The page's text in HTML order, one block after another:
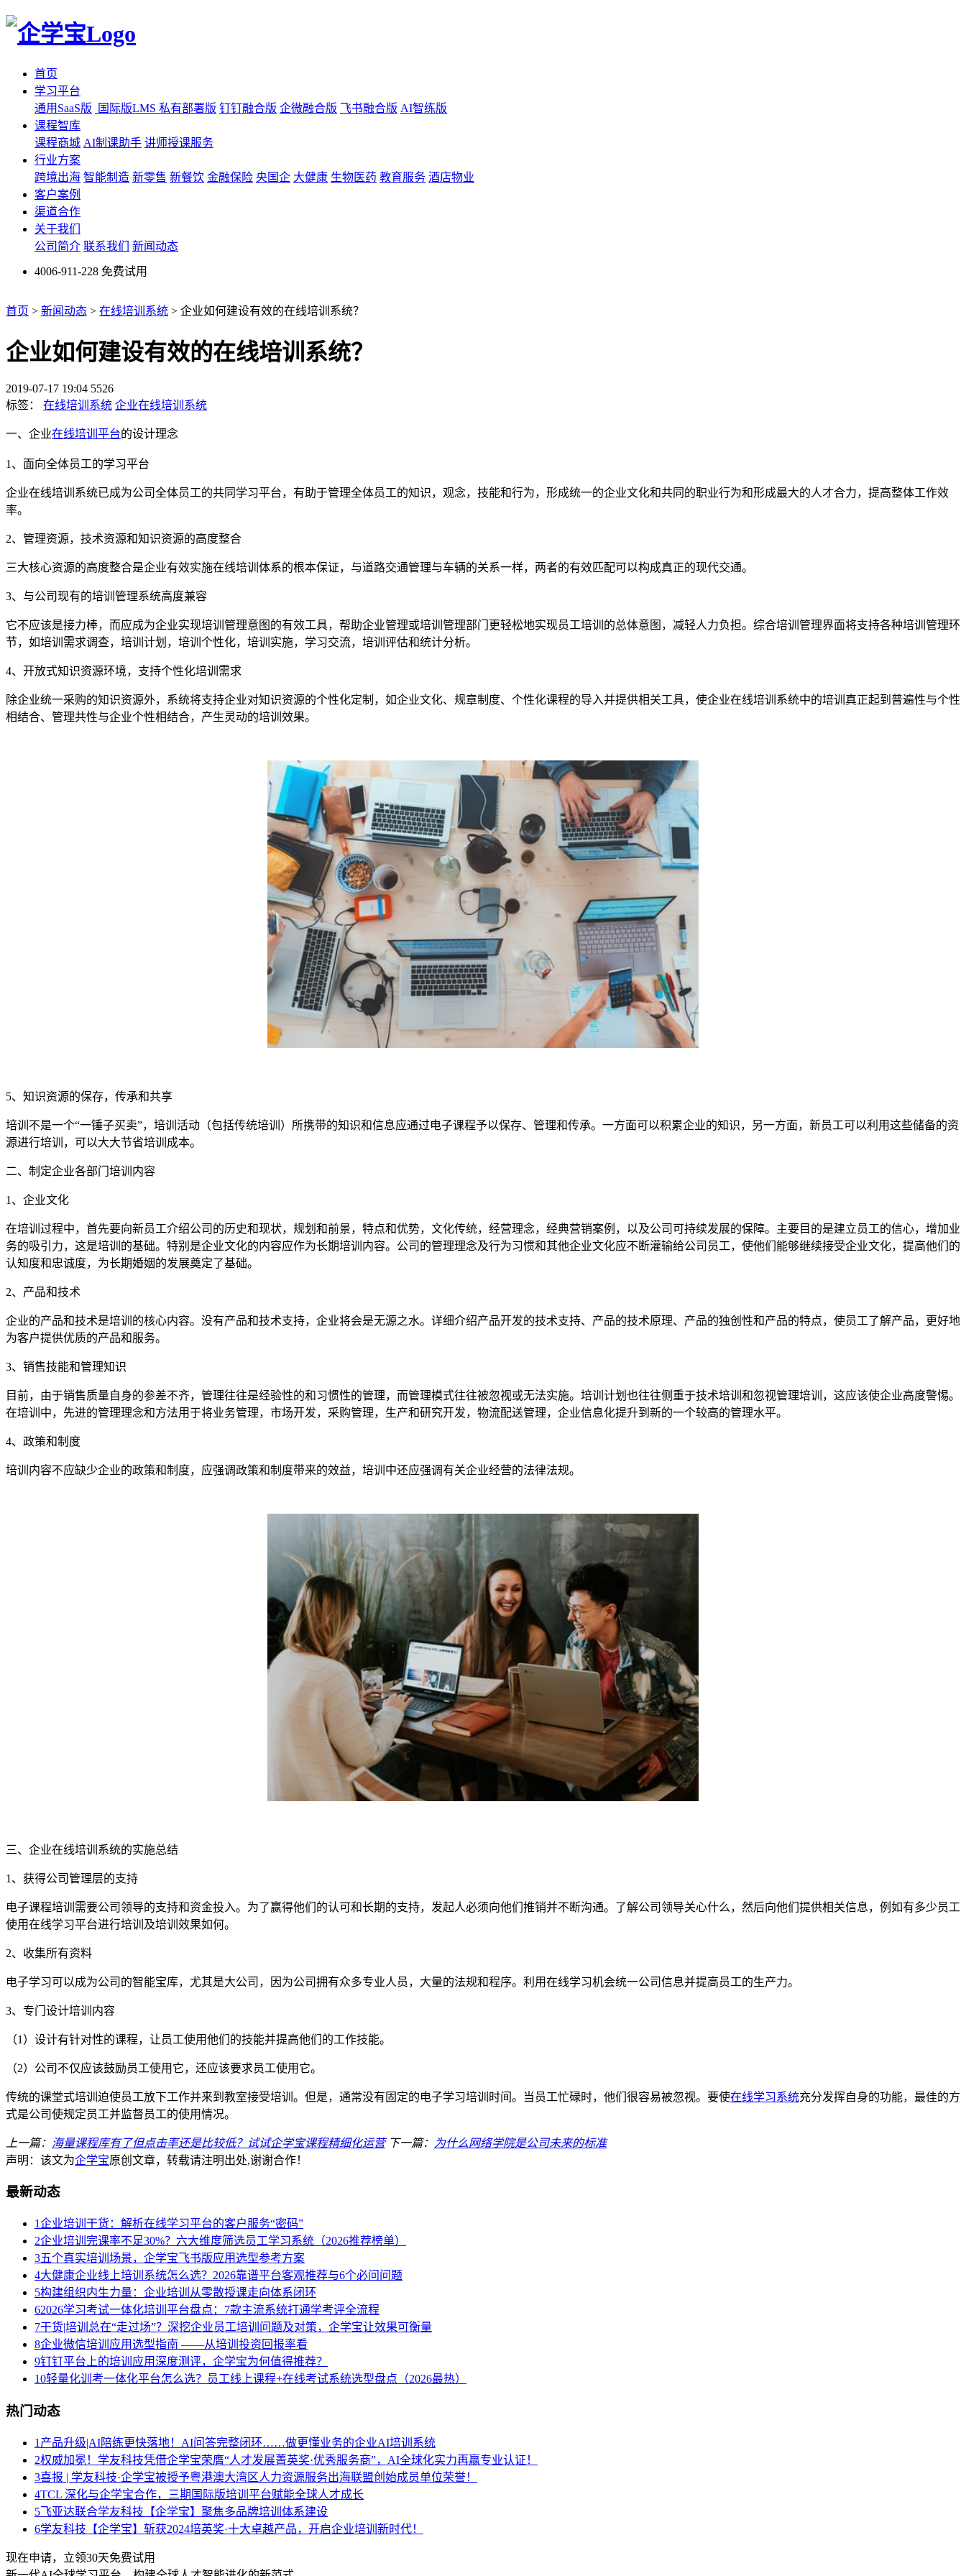
首页
学习平台
通用SaaS版
国际版LMS 私有部署版 钉钉融合版 企微融合版 飞书融合版 AI智练版
课程智库
课程商城 AI制课助手 讲师授课服务
行业方案
跨境出海 智能制造 新零售 新餐饮 金融保险 央国企 大健康 生物医药 教育服务 酒店物业
客户案例
渠道合作
关于我们
公司简介 联系我们 新闻动态
4006-911-228 免费试用
首页 > 新闻动态 > 在线培训系统 > 企业如何建设有效的在线培训系统？
企业如何建设有效的在线培训系统？
2019-07-17 19:04 5526
标签：
在线培训系统 企业在线培训系统
一、 企业在线培训平台的设计理念
1 、面向全体员工的学习平台
企业在线培训系统已成为公司全体员工的共同学习平台，有助于管理全体员工的知识，观念，技能和行为，形成统一的企业文化和共同的职业行为和形成最大的人才合力，提高整体工作效
率。
2、管理资源，技术资源和知识资源的高度整合
三大核心资源的高度整合是企业有效实施在线培训体系的根本保证，与道路交通管理与车辆的关系一样，两者的有效匹配可以构成真正的现代交通。
3、与公司现有的培训管理系统高度兼容
它不应该是接力棒，而应成为企业实现培训管理意图的有效工具，帮助企业管理或培训管理部门更轻松地实现员工培训的总体意图，减轻人力负担。综合培训管理界面将支持各种培训管理环
节，如培训需求调查，培训计划，培训个性化，培训实施，学习交流，培训评估和统计分析。
4、开放式知识资源环境，支持个性化培训需求
除企业统一采购的知识资源外，系统将支持企业对知识资源的个性化定制，如企业文化、规章制度、个性化课程的导入并提供相关工具，使企业在线培训系统中的培训真正起到普遍性与个性
相结合、管理共性与企业个性相结合，产生灵动的培训效果。
5、知识资源的保存，传承和共享
培训不是一个“一锤子买卖”，培训活动（包括传统培训）所携带的知识和信息应通过电子课程予以保存、管理和传承。一方面可以积累企业的知识，另一方面，新员工可以利用这些储备的资
源进行培训，可以大大节省培训成本。
二、制定企业各部门培训内容
1 、企业文化
在培训过程中，首先要向新员工介绍公司的历史和现状，规划和前景，特点和优势，文化传统，经营理念，经典营销案例，以及公司可持续发展的保障。主要目的是建立员工的信心，增加业
务的吸引力，这是培训的基础。特别是企业文化的内容应作为长期培训内容。公司的管理理念及行为习惯和其他企业文化应不断灌输给公司员工，使他们能够继续接受企业文化，提高他们的
认知度和忠诚度，为长期婚姻的发展奠定了基础。
2、产品和技术
企业的产品和技术是培训的核心内容。没有产品和技术支持，企业将会是无源之水。详细介绍产品开发的技术支持、产品的技术原理、产品的独创性和产品的特点，使员工了解产品，更好地
为客户提供优质的产品和服务。
3、销售技能和管理知识
目前，由于销售质量自身的参差不齐，管理往往是经验性的和习惯性的管理，而管理模式往往被忽视或无法实施。培训计划也往往侧重于技术培训和忽视管理培训，这应该使企业高度警惕。
在培训中，先进的管理理念和方法用于将业务管理，市场开发，采购管理，生产和研究开发，物流配送管理，企业信息化提升到新的一个较高的管理水平。
4、政策和制度
培训内容不应缺少企业的政策和制度，应强调政策和制度带来的效益，培训中还应强调有关企业经营的法律法规。
三、企业在线培训系统的实施总结
1 、获得公司管理层的支持
电子课程培训需要公司领导的支持和资金投入。为了赢得他们的认可和长期的支持，发起人必须向他们推销并不断沟通。了解公司领导关心什么，然后向他们提供相关信息，例如有多少员工
使用在线学习平台进行培训及培训效果如何。
2、收集所有资料
电子学习可以成为公司的智能宝库，尤其是大公司，因为公司拥有众多专业人员，大量的法规和程序。利用在线学习机会统一公司信息并提高员工的生产力。
3、专门设计培训内容
（1 ）设计有针对性的课程，让员工使用他们的技能并提高他们的工作技能。
（2）公司不仅应该鼓励员工使用它，还应该要求员工使用它。
传统的课堂式培训迫使员工放下工作并来到教室接受培训。但是，通常没有固定的电子学习培训时间。当员工忙碌时，他们很容易被忽视。要使在线学习系统充分发挥自身的功能，最佳的方
式是公司使规定员工并监督员工的使用情况。
上一篇： 海量课程库有了但点击率还是比较低？试试企学宝课程精细化运营 下一篇：
为什么网络学院是公司未来的标准
声明：该文为企学宝原创文章，转载请注明出处,谢谢合作！
最新动态
1企业培训干货：解析在线学习平台的客户服务“密码”
2企业培训完课率不足30%？六大维度筛选员工学习系统（2026推荐榜单）
3五个真实培训场景，企学宝飞书版应用选型参考方案
4大健康企业线上培训系统怎么选？2026靠谱平台客观推荐与6个必问问题
5构建组织内生力量：企业培训从零散授课走向体系闭环
62026学习考试一体化培训平台盘点：7款主流系统打通学考评全流程
7干货|培训总在“走过场”？深挖企业员工培训问题及对策，企学宝让效果可衡量
8企业微信培训应用选型指南 ——从培训投资回报率看
9钉钉平台上的培训应用深度测评，企学宝为何值得推荐？
10轻量化训考一体化平台怎么选？员工线上课程+在线考试系统选型盘点（2026最热）
热门动态
1 产品升级|AI陪练更快落地！AI问答完整闭环……做更懂业务的企业AI培训系统
2权威加冕！学友科技凭借企学宝荣膺“人才发展菁英奖·优秀服务商”，AI全球化实力再赢专业认证！
3喜报 | 学友科技·企学宝被授予粤港澳大湾区人力资源服务出海联盟创始成员单位荣誉！
4TCL 深化与企学宝合作，三期国际版培训平台赋能全球人才成长
5飞亚达联合学友科技【企学宝】聚焦多品牌培训体系建设
6学友科技【企学宝】斩获2024培英奖·十大卓越产品，开启企业培训新时代！
现在申请，立领30天免费试用